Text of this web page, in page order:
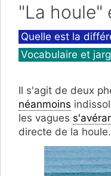
"La houle"
Catégories
Quelle est la
Vocabulaire et
Il s'agit de deux
néanmoins
les vagues
directe de la houle.